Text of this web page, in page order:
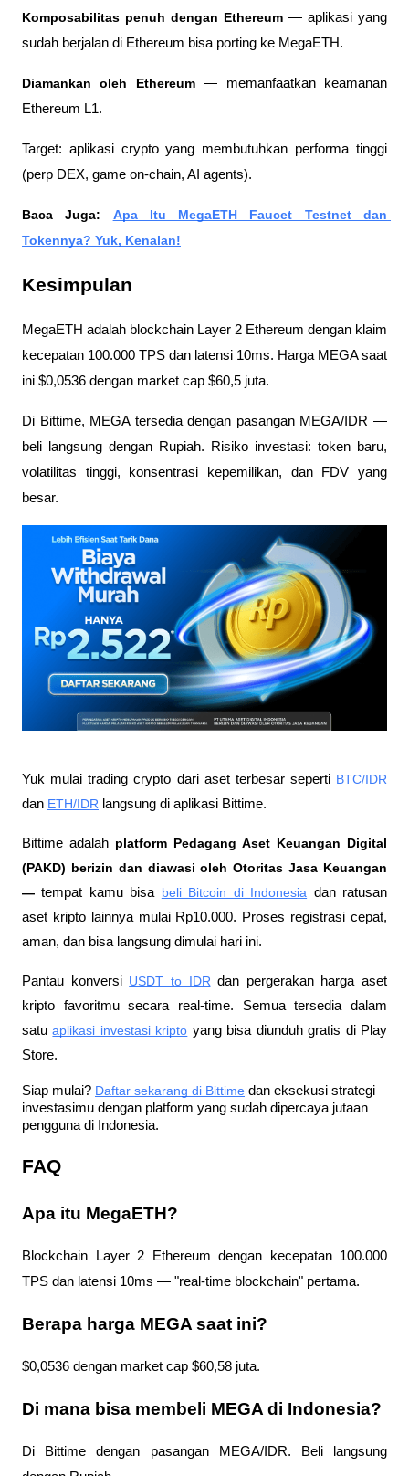
Komposabilitas penuh dengan Ethereum — aplikasi yang
sudah berjalan di Ethereum bisa porting ke MegaETH.
Diamankan oleh Ethereum — memanfaatkan keamanan
Ethereum L1.
Target: aplikasi crypto yang membutuhkan performa tinggi
(perp DEX, game on-chain, AI agents).
Baca Juga: Apa Itu MegaETH Faucet Testnet dan
Tokennya? Yuk, Kenalan!
Kesimpulan
MegaETH adalah blockchain Layer 2 Ethereum dengan klaim
kecepatan 100.000 TPS dan latensi 10ms. Harga MEGA saat
ini $0,0536 dengan market cap $60,5 juta.
Di Bittime, MEGA tersedia dengan pasangan MEGA/IDR —
beli langsung dengan Rupiah. Risiko investasi: token baru,
volatilitas tinggi, konsentrasi kepemilikan, dan FDV yang
besar.
Yuk mulai trading crypto dari aset terbesar seperti BTC/IDR
dan ETH/IDR langsung di aplikasi Bittime.
Bittime adalah platform Pedagang Aset Keuangan Digital
(PAKD) berizin dan diawasi oleh Otoritas Jasa Keuangan
— tempat kamu bisa beli Bitcoin di Indonesia dan ratusan
aset kripto lainnya mulai Rp10.000. Proses registrasi cepat,
aman, dan bisa langsung dimulai hari ini.
Pantau konversi USDT to IDR dan pergerakan harga aset
kripto favoritmu secara real-time. Semua tersedia dalam
satu aplikasi investasi kripto yang bisa diunduh gratis di Play
Store.
Siap mulai? Daftar sekarang di Bittime dan eksekusi strategi
investasimu dengan platform yang sudah dipercaya jutaan
pengguna di Indonesia.
FAQ
Apa itu MegaETH?
Blockchain Layer 2 Ethereum dengan kecepatan 100.000
TPS dan latensi 10ms — "real-time blockchain" pertama.
Berapa harga MEGA saat ini?
$0,0536 dengan market cap $60,58 juta.
Di mana bisa membeli MEGA di Indonesia?
Di Bittime dengan pasangan MEGA/IDR. Beli langsung